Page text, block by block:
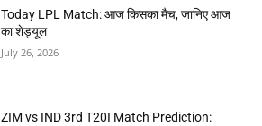
Today LPL Match: आज किसका मैच, जानिए आज
का शेड्यूल
July 26, 2026
ZIM vs IND 3rd T20I Match Prediction: